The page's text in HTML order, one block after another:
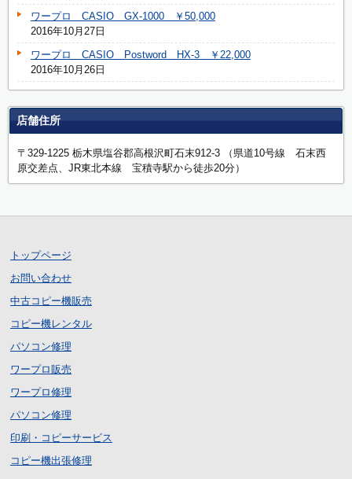
ワープロ CASIO GX-1000 ￥50,000
2016年10月27日
ワープロ CASIO Postword HX-3 ￥22,000
2016年10月26日
店舗住所
〒329-1225 栃木県塩谷郡高根沢町石末912-3 （県道10号線 石末西
原交差点、JR東北本線 宝積寺駅から徒歩20分）
トップページ
お問い合わせ
中古コピー機販売
コピー機レンタル
パソコン修理
ワープロ販売
ワープロ修理
パソコン修理
印刷・コピーサービス
コピー機出張修理